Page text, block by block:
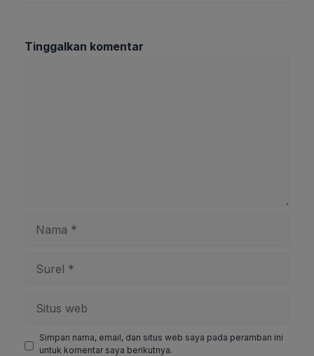
Tinggalkan komentar
web
Simpan nama, email, dan situs web saya pada peramban ini
untuk komentar saya berikutnya.